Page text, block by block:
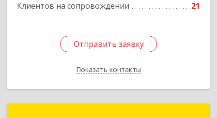
Клиентов на сопровождении 21
Отправить заявку
Показать контакты
Подробнее
Отправить заявку
Назад